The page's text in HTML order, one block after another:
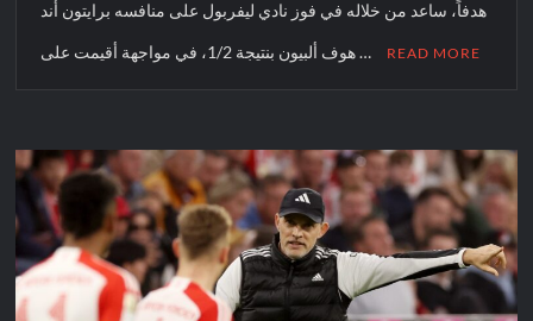
هدفاً، ساعد من خلاله في فوز نادي ليفربول على منافسه برايتون أند
هوف ألبيون بنتيجة 1/2، في مواجهة أقيمت على … READ MORE